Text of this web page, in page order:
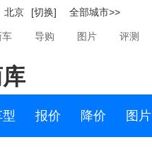
北京 [切换] 全部城市>>
车 导购 图片 评测
报价 降价 图片
概念车G’s Reiz
途
田Avensis